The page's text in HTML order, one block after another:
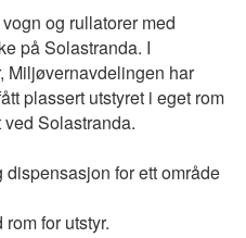
og rullatorer med
på Solastranda. I
Miljøvernavdelingen har
plassert utstyret i eget rom
ved Solastranda.
for ett område
for utstyr.